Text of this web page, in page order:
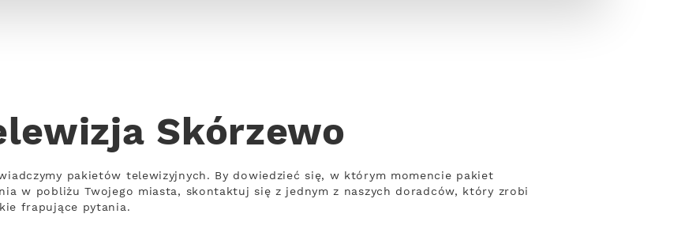
Skórzewo
pakietów telewizyjnych. By dowiedzieć się, w którym momencie pakiet
w pobliżu Twojego miasta, skontaktuj się z jednym z naszych doradców, który zrobi
frapujące pytania.